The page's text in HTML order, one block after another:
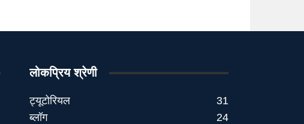
लोकप्रिय श्रेणी
ट्यूटोरियल
31
ब्लॉग
24